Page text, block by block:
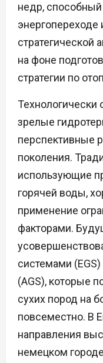
недр,
энергопереходе
стратегической
на фоне
стратегии по
Технологически
зрелые
перспективные
поколения.
использующие
горячей воды,
применение
факторами.
системами
(AGS), которые
сухих пород на
повсеместно. В
направления
немецком